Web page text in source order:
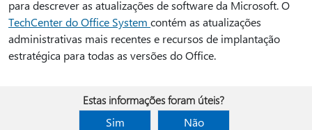
para descrever as atualizações de software da Microsoft. O
TechCenter do Office System contém as atualizações
administrativas mais recentes e recursos de implantação
estratégica para todas as versões do Office.
Estas informações foram úteis?
Sim
Não